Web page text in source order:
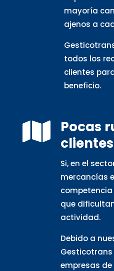
mayoría
ajenos a
todos los
clientes
beneficio.

Pocas
clientes
Si, en el
mercancías
que
actividad.
Debido a
empresas